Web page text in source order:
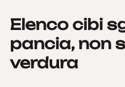
Elenco cibi
pancia, non
verdura